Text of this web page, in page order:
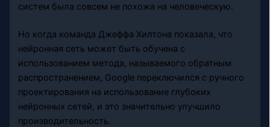
систем была совсем не похожа на человеческую.
Но когда команда Джеффа Хилтона показала, что
нейронная сеть может быть обучена с
использованием метода, называемого обратным
распространением, Google переключился с ручного
проектирования на использование глубоких
нейронных сетей, и это значительно улучшило
производительность.